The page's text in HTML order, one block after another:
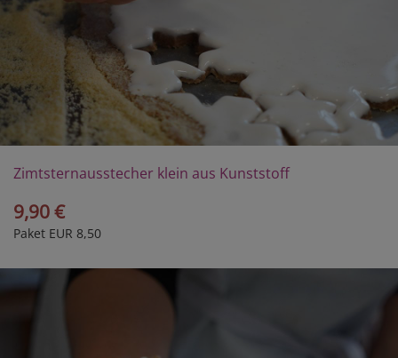
Zimtsternausstecher klein aus Kunststoff
9,90 €
Paket EUR 8,50